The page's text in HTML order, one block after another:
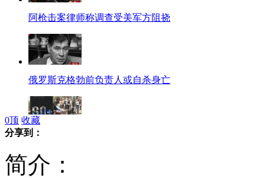
阿枪击案律师称调查受美军方阻挠
俄罗斯克格勃前负责人或自杀身亡
0顶 收藏
分享到：
简介：